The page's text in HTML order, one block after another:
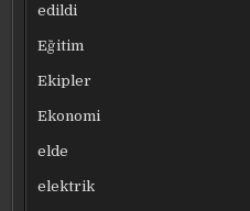
edildi
Eğitim
Ekipler
Ekonomi
elde
elektrik